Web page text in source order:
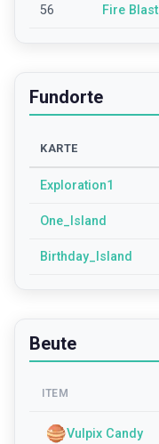
56 Fire Blast
Fundorte
KARTE
Exploration1
One_Island
Birthday_Island
Beute
ITEM
Vulpix Candy